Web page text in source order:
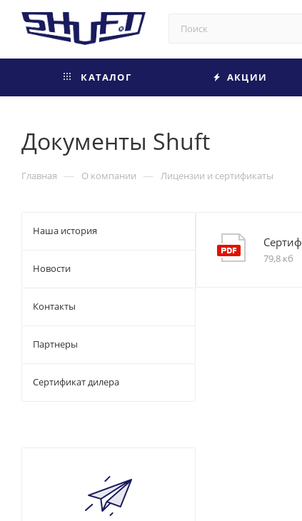
КАТАЛОГ АКЦИИ
Документы Shuft
Главная — О компании — Лицензии и сертификаты
79,8 кб
Наша история
Новости
Контакты
Партнеры
Сертификат дилера